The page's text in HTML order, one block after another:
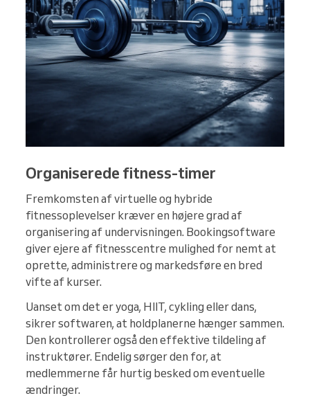
Organiserede fitness-timer
Fremkomsten af virtuelle og hybride
fitnessoplevelser kræver en højere grad af
organisering af undervisningen. Bookingsoftware
giver ejere af fitnesscentre mulighed for nemt at
oprette, administrere og markedsføre en bred
vifte af kurser.
Uanset om det er yoga, HIIT, cykling eller dans,
sikrer softwaren, at holdplanerne hænger sammen.
Den kontrollerer også den effektive tildeling af
instruktører. Endelig sørger den for, at
medlemmerne får hurtig besked om eventuelle
ændringer.